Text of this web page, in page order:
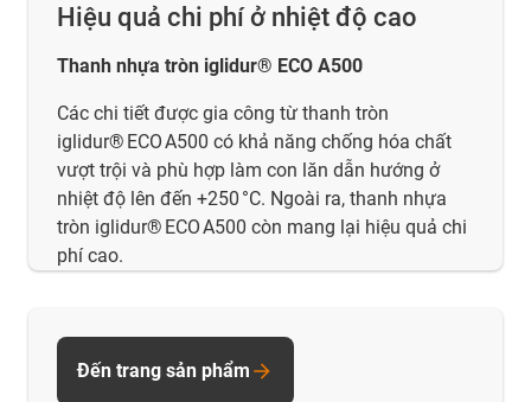
Hiệu quả chi phí ở nhiệt độ cao
Thanh nhựa tròn iglidur® ECO A500
Các chi tiết được gia công từ thanh tròn
iglidur® ECO A500 có khả năng chống hóa chất
vượt trội và phù hợp làm con lăn dẫn hướng ở
nhiệt độ lên đến +250 °C. Ngoài ra, thanh nhựa
tròn iglidur® ECO A500 còn mang lại hiệu quả chi
phí cao.
Đến trang sản phẩm